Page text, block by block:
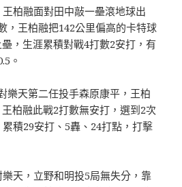
柏融面對田中敲一壘滾地球出
，王柏融把142公里偏高的卡特球
，生涯累積對戰4打數2安打，有
。
樂天第二任投手森原康平，王柏
柏融此戰2打數無安打，選到2次
積29安打、5轟、24打點，打擊
天，立野和明投5局無失分，靠